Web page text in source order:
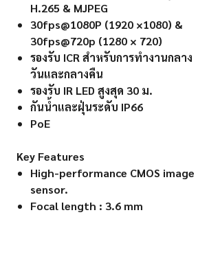
H.265 & MJPEG
30fps@1080P (1920 ×1080) &
30fps@720p (1280 × 720)
รองรับ ICR สำหรับการทำงานกลาง
วันและกลางคืน
รองรับ IR LED สูงสุด 30 ม.
กันน้ำและฝุ่นระดับ IP66
PoE
Key Features
High-performance CMOS image
sensor.
Focal length : 3.6 mm